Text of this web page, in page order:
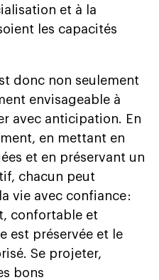
et à la
les capacités
donc non seulement
envisageable à
avec anticipation. En
en mettant en
et en préservant un
chacun peut
vie avec confiance :
confortable et
est préservée et le
Se projeter,
bons